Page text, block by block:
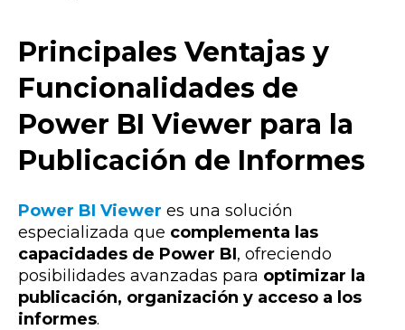
Principales Ventajas y
Funcionalidades de
Power BI Viewer para la
Publicación de Informes
Power BI Viewer es una solución
especializada que complementa las
capacidades de Power BI, ofreciendo
posibilidades avanzadas para optimizar la
publicación, organización y acceso a los
informes.